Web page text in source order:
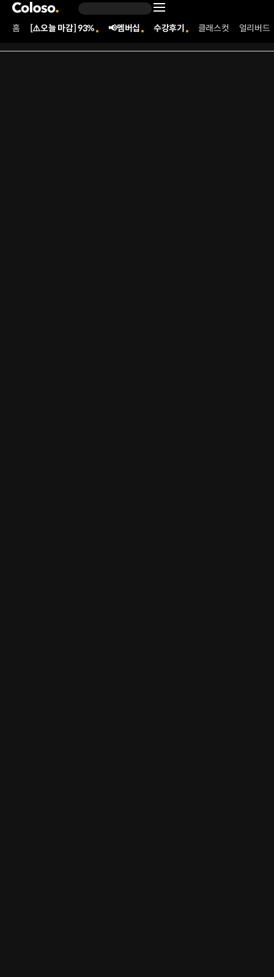
콜로소
Coloso Menu
홈 [⚠️오늘 마감] 93% 📢멤버십 수강후기 클래스컷 얼리버드
콜로소 소개 업무 영역 보상과 지원 채용과정